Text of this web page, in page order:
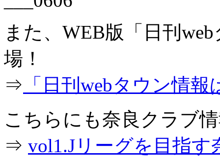
また、WEB版「日刊
場！
⇒ 「日刊webタウン情
こちらにも奈良クラブ
⇒ vol1.Jリーグを目指